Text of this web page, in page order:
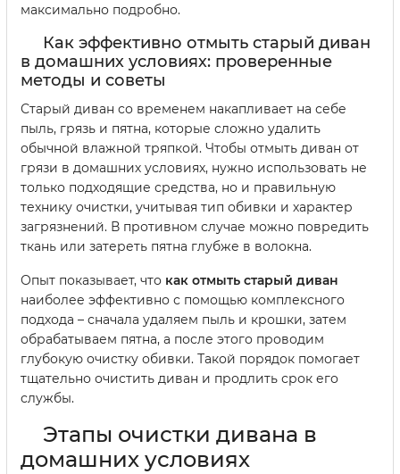
максимально подробно.
Как эффективно отмыть старый диван
в домашних условиях: проверенные
методы и советы
Старый диван со временем накапливает на себе
пыль, грязь и пятна, которые сложно удалить
обычной влажной тряпкой. Чтобы отмыть диван от
грязи в домашних условиях, нужно использовать не
только подходящие средства, но и правильную
технику очистки, учитывая тип обивки и характер
загрязнений. В противном случае можно повредить
ткань или затереть пятна глубже в волокна.
Опыт показывает, что как отмыть старый диван
наиболее эффективно с помощью комплексного
подхода – сначала удаляем пыль и крошки, затем
обрабатываем пятна, а после этого проводим
глубокую очистку обивки. Такой порядок помогает
тщательно очистить диван и продлить срок его
службы.
Этапы очистки дивана в
домашних условиях